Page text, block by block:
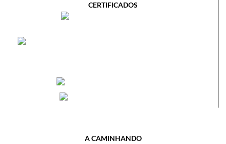
CERTIFICADOS
A CAMINHANDO